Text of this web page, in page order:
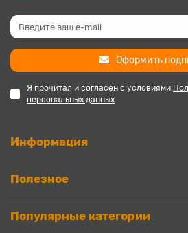
Оформить
Я прочитал и согласен с условиями
персональных данных
Информация
Полезное
Популярные категории